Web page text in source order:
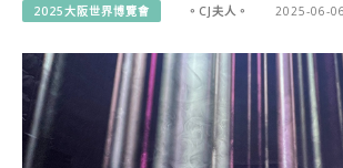
2025大阪世界博覽會 。CJ夫人。 2025-06-06